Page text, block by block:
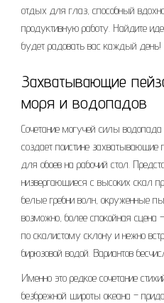
отдых для глаз, способный
продуктивную работу. Найдите
будет радовать вас каждый день!
Захватывающие
моря и водопадов
Сочетание могучей силы
создает поистине
для обоев на рабочий стол.
низвергающиеся с высоких скал
белые гребни волн, окруженные
возможно, более спокойная
по скалистому склону и нежно
бирюзовой водой. Вариантов
Именно это редкое сочетание
безбрежной широты океана –